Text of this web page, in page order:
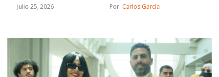
temporada durante la San Diego Comic-Con 2026
Julio 25, 2026 Por: Carlos García